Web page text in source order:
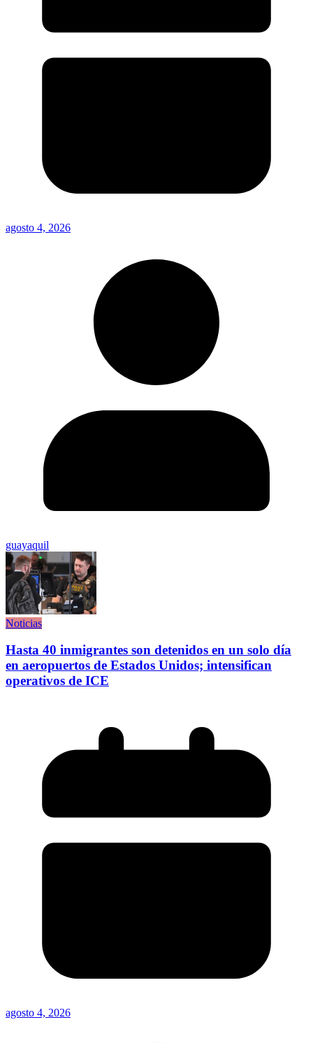
agosto 4, 2026
guayaquil
Noticias
Hasta 40 inmigrantes son detenidos en un solo día
en aeropuertos de Estados Unidos; intensifican
operativos de ICE
agosto 4, 2026